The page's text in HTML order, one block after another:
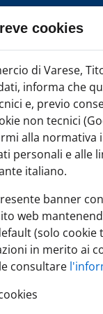
dedicata alle
di Commercio
»Tutte le notizie
al consumo di
prezzi
cookies
di Varese,
informa che
e, previo
non tecnici
alla normativa
personali e alle
italiano.
banner
web
(solo cookie
in merito ai
consultare